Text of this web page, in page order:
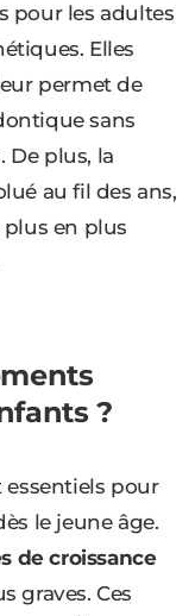
pour les adultes
Elles
permet de
sans
De plus, la
au fil des ans,
en plus
?
pour
le jeune âge.
de croissance
graves. Ces